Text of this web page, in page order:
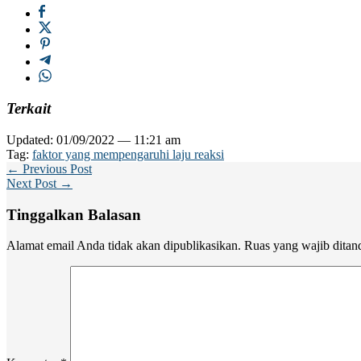
Terkait
Updated: 01/09/2022 — 11:21 am
Tag: faktor yang mempengaruhi laju reaksi
← Previous Post
Next Post →
Tinggalkan Balasan
Alamat email Anda tidak akan dipublikasikan. Ruas yang wajib